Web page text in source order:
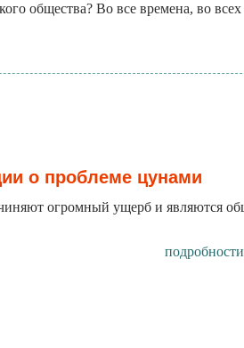
общества? Во все времена, во
о проблеме цунами
огромный ущерб и являются